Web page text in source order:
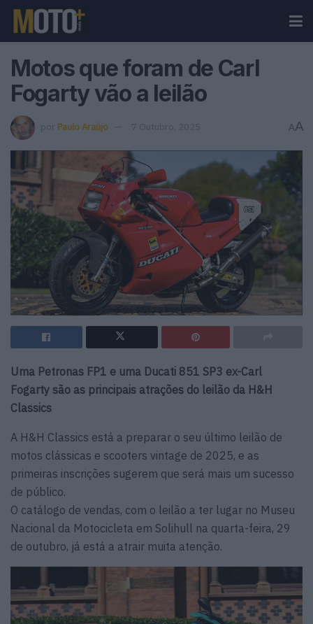
Motos que foram de Carl
Fogarty vão a leilão
por Paulo Araújo 7 Outubro, 2025 AA
Uma Petronas FP1 e uma Ducati 851 SP3 ex-Carl
Fogarty são as principais atrações do leilão da H&H
Classics
A H&H Classics está a preparar o seu último leilão de
motos clássicas e scooters vintage de 2025, e as
primeiras inscrições sugerem que será mais um sucesso
de público.
O catálogo de vendas, com o leilão a ter lugar no Museu
Nacional da Motocicleta em Solihull na quarta-feira, 29
de outubro, já está a atrair muita atenção.